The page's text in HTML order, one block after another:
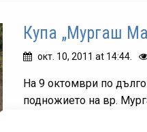
Купа „Мургаш
окт. 10, 2011 at 14:44.
На 9 октомври по
подножието на вр.